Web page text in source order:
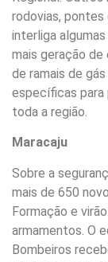
rodovias,
interliga
mais geração de
de ramais de
específicas para
toda a região.
Maracaju
Sobre a
mais de 650
Formação e
armamentos. O
Bombeiros